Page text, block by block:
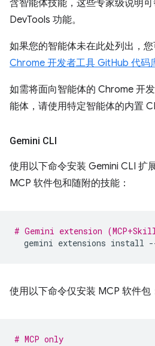
含智能体技能，这些专家级说明
DevTools 功能。
如果您的智能体未在此处列出，
Chrome 开发者工具 GitHub 代码
如需将面向智能体的 Chrome 开
能体，请使用特定智能体的内置
Gemini CLI
使用以下命令安装 Gemini CLI 扩
MCP 软件包和随附的技能：
# Gemini extension
gemini extensions install
使用以下命令仅安装 MCP 软件包
# MCP only